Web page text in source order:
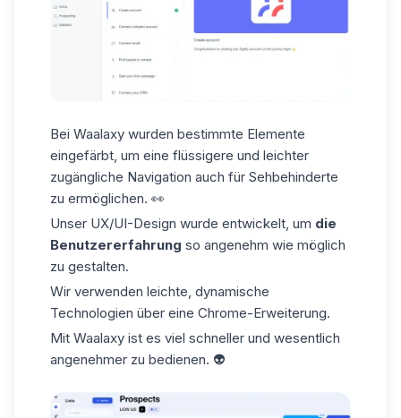
Bei Waalaxy wurden bestimmte Elemente
eingefärbt, um eine flüssigere und leichter
zugängliche Navigation auch für Sehbehinderte
zu ermöglichen. 👀
Unser UX/UI-Design wurde entwickelt, um die
Benutzererfahrung so angenehm wie möglich
zu gestalten.
Wir verwenden leichte, dynamische
Technologien über eine Chrome-Erweiterung.
Mit Waalaxy ist es viel schneller und wesentlich
angenehmer zu bedienen. 👽